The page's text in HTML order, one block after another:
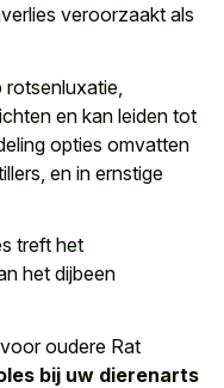
veroorzaakt als
en kan leiden tot
opties omvatten
en in ernstige
treft het
het dijbeen
oudere Rat
bij uw dierenarts